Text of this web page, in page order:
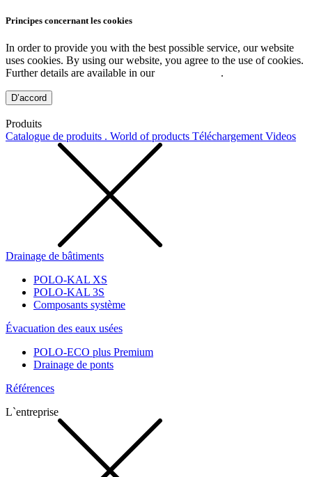
Principes concernant les cookies
In order to provide you with the best possible service, our website
uses cookies. By using our website, you agree to the use of cookies.
Further details are available in our
.
D’accord
Produits
Catalogue de produits . World of products Téléchargement Videos
Drainage de bâtiments
POLO-KAL XS
POLO-KAL 3S
Composants système
Évacuation des eaux usées
POLO-ECO plus Premium
Drainage de ponts
Références
L`entreprise